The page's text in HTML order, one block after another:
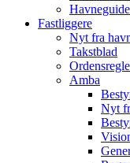
Havneguide
Fastliggere
Nyt fra
Takstblad
Amba
Nyt